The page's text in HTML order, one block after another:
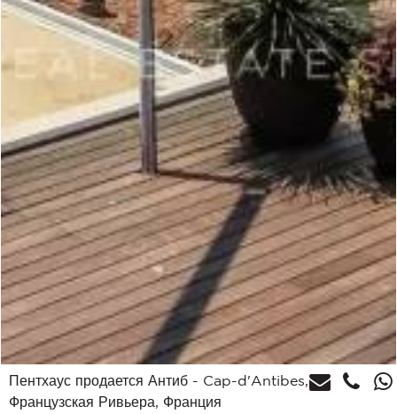
Пентхаус продается Антиб - Cap-d'Antibes,
Французская Ривьера, Франция